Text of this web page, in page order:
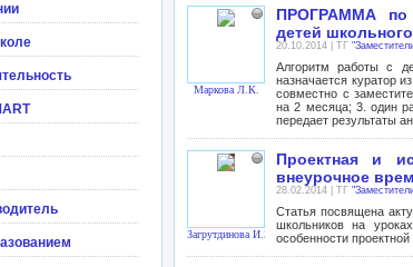
Маркова Л.К.
ПРОГРАММА по
детей
20.10.2014 | ТГ
Алгоритм работы с
назначается куратор
совместно с
на 2 месяца; 3. один
передает результаты
Загрутдинова И.З.
Проектная и
внеурочное
28.02.2014 | ТГ
Статья посвящена
школьников на
особенности